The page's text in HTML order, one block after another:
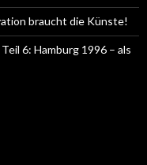
braucht die Künste!
6: Hamburg 1996 – als